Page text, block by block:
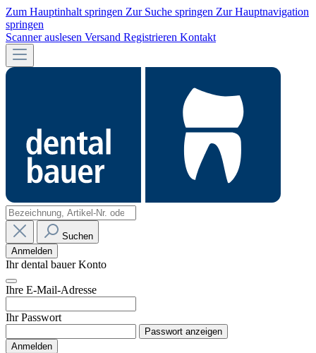
Zum Hauptinhalt springen Zur Suche springen Zur Hauptnavigation
springen
Scanner auslesen Versand Registrieren Kontakt
Suchen
Anmelden
Ihr dental bauer Konto
Ihre E-Mail-Adresse
Ihr Passwort
Passwort anzeigen
Anmelden